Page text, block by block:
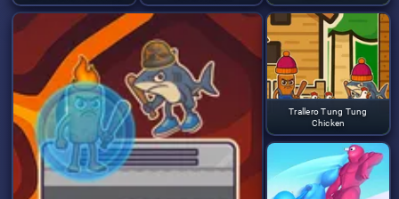
Trallero Tung Tung
Chicken